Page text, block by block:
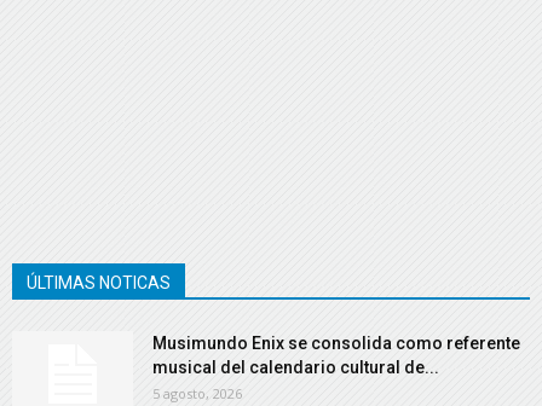
ÚLTIMAS NOTICAS
Musimundo Enix se consolida como referente
musical del calendario cultural de...
5 agosto, 2026